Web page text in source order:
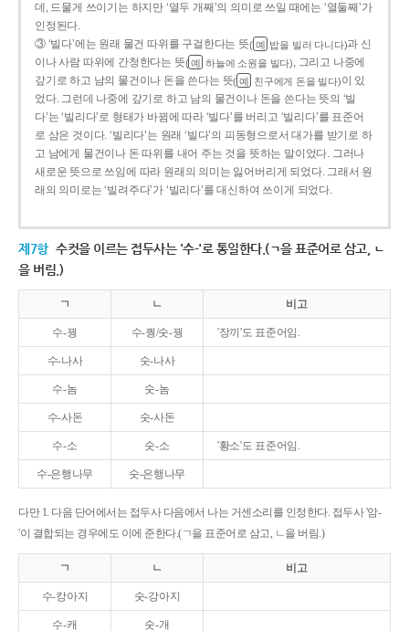
데, 드물게 쓰이기는 하지만 ‘열두 개째’의 의미로 쓰일 때에는 ‘열둘째’가
인정된다.
③ ‘빌다’에는 원래 물건 따위를 구걸한다는 뜻( 예 밥을 빌러 다니다)과 신
이나 사람 따위에 간청한다는 뜻( 예 하늘에 소원을 빌다), 그리고 나중에
갚기로 하고 남의 물건이나 돈을 쓴다는 뜻( 예 친구에게 돈을 빌다)이 있
었다. 그런데 나중에 갚기로 하고 남의 물건이나 돈을 쓴다는 뜻의 ‘빌
다’는 ‘빌리다’로 형태가 바뀜에 따라 ‘빌다’를 버리고 ‘빌리다’를 표준어
로 삼은 것이다. ‘빌리다’는 원래 ‘빌다’의 피동형으로서 대가를 받기로 하
고 남에게 물건이나 돈 따위를 내어 주는 것을 뜻하는 말이었다. 그러나
새로운 뜻으로 쓰임에 따라 원래의 의미는 잃어버리게 되었다. 그래서 원
래의 의미로는 ‘빌려주다’가 ‘빌리다’를 대신하여 쓰이게 되었다.
제7항 수컷을 이르는 접두사는 '수-'로 통일한다.(ㄱ을 표준어로 삼고, ㄴ
을 버림.)
ㄱ ㄴ 비고
수-꿩 수-퀑/숫-꿩 '장끼'도 표준어임.
수-나사 숫-나사
수-놈 숫-놈
수-사돈 숫-사돈
수-소 숫-소 '황소'도 표준어임.
수-은행나무 숫-은행나무
다만 1. 다음 단어에서는 접두사 다음에서 나는 거센소리를 인정한다. 접두사 '암-
'이 결합되는 경우에도 이에 준한다.(ㄱ을 표준어로 삼고, ㄴ을 버림.)
ㄱ ㄴ 비고
수-캉아지 숫-강아지
수-캐 숫-개